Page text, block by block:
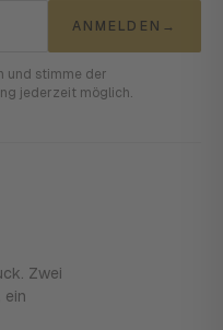
ANMELDEN →
und stimme der
jederzeit möglich.
Zwei
ein